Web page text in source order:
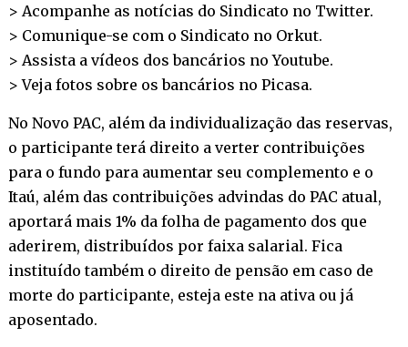
> Acompanhe as notícias do Sindicato no Twitter.
> Comunique-se com o Sindicato no Orkut.
> Assista a vídeos dos bancários noYoutube.
> Veja fotos sobre os bancários no Picasa.
No Novo PAC, além da individualização das reservas,
o participante terá direito a verter contribuições
para o fundo para aumentar seu complemento e o
Itaú, além das contribuições advindas do PAC atual,
aportará mais 1% da folha de pagamento dos que
aderirem, distribuídos por faixa salarial. Fica
instituído também o direito de pensão em caso de
morte do participante, esteja este na ativa ou já
aposentado.